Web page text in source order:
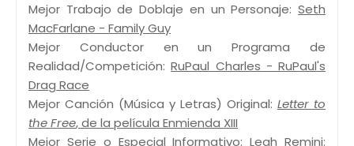
Mejor Trabajo de Doblaje en un Personaje: Seth
MacFarlane - Family Guy
Mejor Conductor en un Programa de
Realidad/Competición:RuPaul Charles - RuPaul's
Drag Race
Mejor Canción (Música y Letras) Original: Letter to
the Free, de la película Enmienda XIII
Mejor Serie o Especial Informativo:Leah Remini: